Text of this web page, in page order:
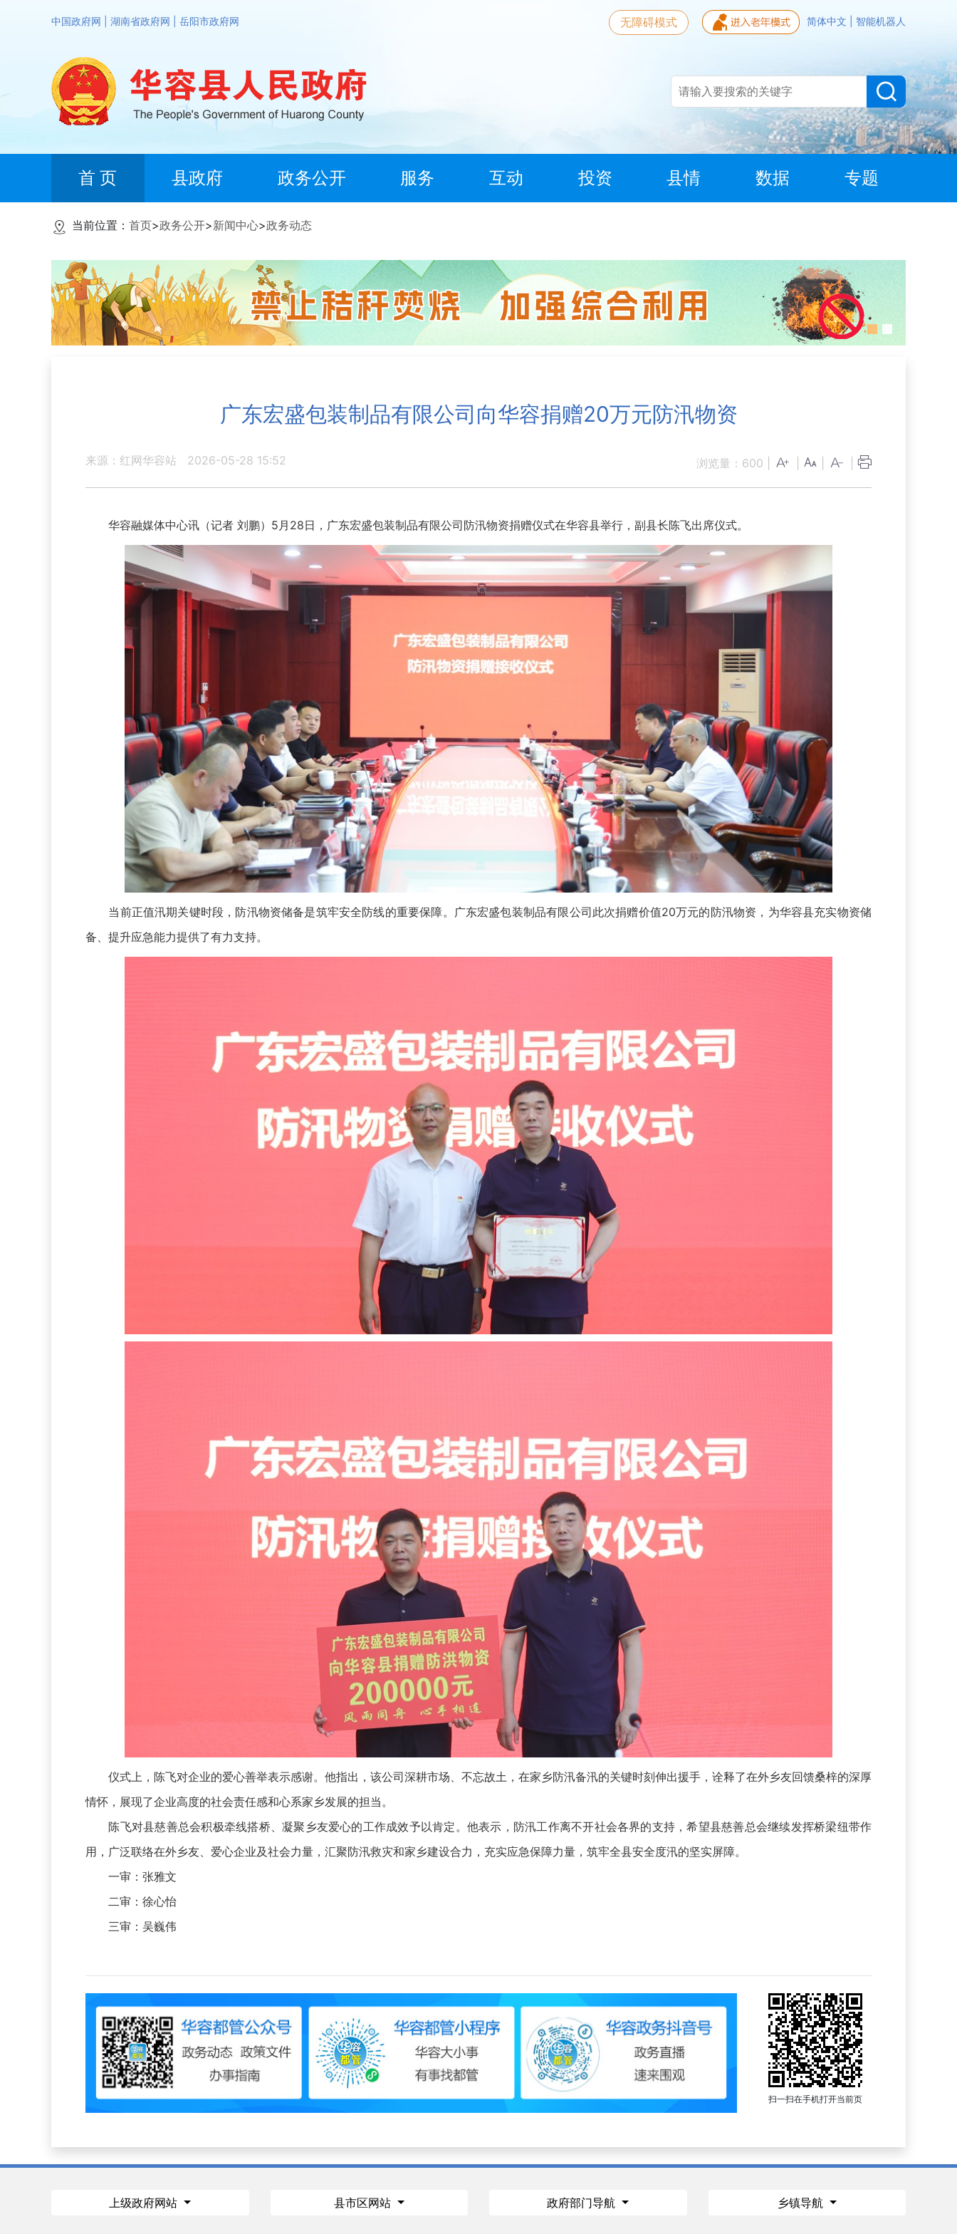
中国政府网 湖南省政府网 岳阳市政府网 简体中文 智能机器人
无障碍模式
首 页 县政府 政务公开 服务 互动 投资 县情 数据 专题
当前位置： 首页>政务公开>新闻中心>政务动态
广东宏盛包装制品有限公司向华容捐赠20万元防汛物资
来源：红网华容站 2026-05-28 15:52 浏览量： 600
华容融媒体中心讯（记者 刘鹏）5月28日，广东宏盛包装制品有限公司防汛物资捐赠仪式在华容县举行，副县长陈飞出席仪式。
当前正值汛期关键时段，防汛物资储备是筑牢安全防线的重要保障。广东宏盛包装制品有限公司此次捐赠价值20万元的防汛物资，为华容县充实物资储
备、提升应急能力提供了有力支持。
仪式上，陈飞对企业的爱心善举表示感谢。他指出，该公司深耕市场、不忘故土，在家乡防汛备汛的关键时刻伸出援手，诠释了在外乡友回馈桑梓的深厚
情怀，展现了企业高度的社会责任感和心系家乡发展的担当。
陈飞对县慈善总会积极牵线搭桥、凝聚乡友爱心的工作成效予以肯定。他表示，防汛工作离不开社会各界的支持，希望县慈善总会继续发挥桥梁纽带作
用，广泛联络在外乡友、爱心企业及社会力量，汇聚防汛救灾和家乡建设合力，充实应急保障力量，筑牢全县安全度汛的坚实屏障。
一审：张雅文
二审：徐心怡
三审：吴巍伟
扫一扫在手机打开当前页
上级政府网站 县市区网站 政府部门导航 乡镇导航